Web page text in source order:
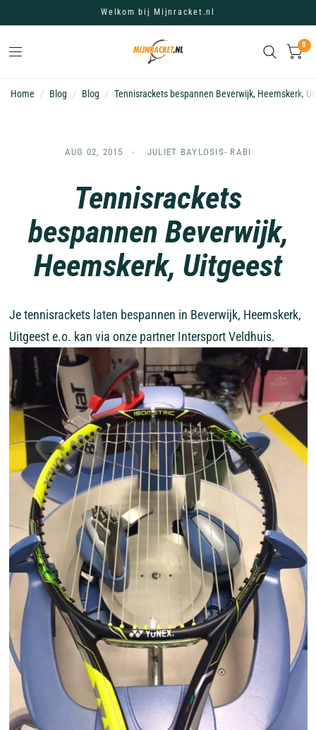
Welkom bij Mijnracket.nl
0
Home / Blog / Blog / Tennisrackets bespannen Beverwijk, Heemskerk,
AUG 02, 2015 JULIET BAYLOSIS- RABI
Tennisrackets
bespannen Beverwijk,
Heemskerk, Uitgeest
Je tennisrackets laten bespannen in Beverwijk, Heemskerk,
Uitgeest e.o. kan via onze partner Intersport Veldhuis.